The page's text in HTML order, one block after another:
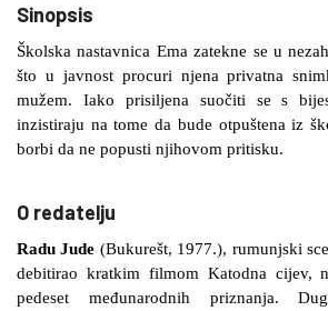
Sinopsis
Školska nastavnica Ema zatekne se u
što u javnost procuri njena privatna
mužem. Iako prisiljena suočiti se s
inzistiraju na tome da bude otpuštena iz
borbi da ne popusti njihovom pritisku.
O redatelju
Radu Jude (Bukurešt, 1977.), rumunjski
debitirao kratkim filmom Katodna cijev,
pedeset međunarodnih priznanja.